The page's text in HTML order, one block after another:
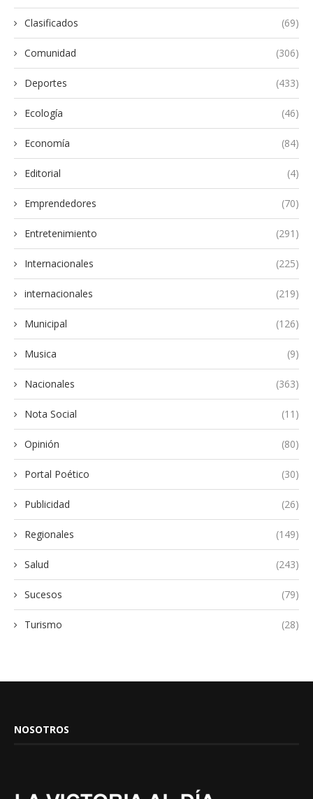
Clasificados (69)
Comunidad (306)
Deportes (433)
Ecología (46)
Economía (84)
Editorial (4)
Emprendedores (70)
Entretenimiento (291)
Internacionales (225)
internacionales (219)
Municipal (126)
Musica (9)
Nacionales (363)
Nota Social (11)
Opinión (80)
Portal Poético (30)
Publicidad (26)
Regionales (149)
Salud (243)
Sucesos (79)
Turismo (28)
NOSOTROS